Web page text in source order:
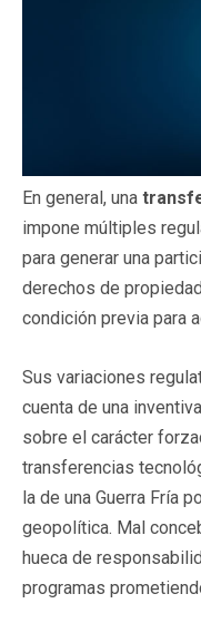
En general, una
impone múltiples
para generar una
derechos de
condición previa para
Sus variaciones
cuenta de una
sobre el carácter
transferencias
la de una Guerra Fría
geopolítica. Mal
hueca de
programas